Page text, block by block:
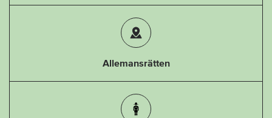
Allemansrätten